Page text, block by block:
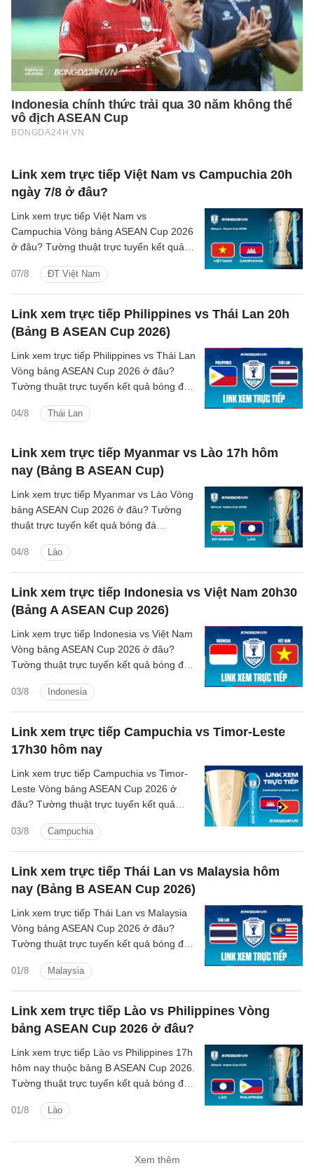
Link xem trực tiếp Việt Nam vs Campuchia 20h
ngày 7/8 ở đâu?
07/8 ĐT Việt Nam
Link xem trực tiếp Việt Nam vs
Campuchia Vòng bảng ASEAN Cup 2026
ở đâu? Tường thuật trực tuyến kết quả
kênh phát sóng nào?
Link xem trực tiếp Philippines vs Thái Lan 20h
(Bảng B ASEAN Cup 2026)
04/8 Thái Lan
Link xem trực tiếp Philippines vs Thái Lan
Vòng bảng ASEAN Cup 2026 ở đâu?
Tường thuật trực tuyến kết quả bóng đá
sóng nào?
Link xem trực tiếp Myanmar vs Lào 17h hôm
nay (Bảng B ASEAN Cup)
04/8 Lào
Link xem trực tiếp Myanmar vs Lào Vòng
bảng ASEAN Cup 2026 ở đâu? Tường
thuật trực tuyến kết quả bóng đá
nào?
Link xem trực tiếp Indonesia vs Việt Nam 20h30
(Bảng A ASEAN Cup 2026)
03/8 Indonesia
Link xem trực tiếp Indonesia vs Việt Nam
Vòng bảng ASEAN Cup 2026 ở đâu?
Tường thuật trực tuyến kết quả bóng đá
sóng nào?
Link xem trực tiếp Campuchia vs Timor-Leste
17h30 hôm nay
03/8 Campuchia
Link xem trực tiếp Campuchia vs Timor-
Leste Vòng bảng ASEAN Cup 2026 ở
đâu? Tường thuật trực tuyến kết quả
kênh phát sóng nào?
Link xem trực tiếp Thái Lan vs Malaysia hôm
nay (Bảng B ASEAN Cup 2026)
01/8 Malaysia
Link xem trực tiếp Thái Lan vs Malaysia
Vòng bảng ASEAN Cup 2026 ở đâu?
Tường thuật trực tuyến kết quả bóng đá
sóng nào?
Link xem trực tiếp Lào vs Philippines Vòng
bảng ASEAN Cup 2026 ở đâu?
01/8 Lào
Link xem trực tiếp Lào vs Philippines 17h
hôm nay thuộc bảng B ASEAN Cup 2026.
Tường thuật trực tuyến kết quả bóng đá
nào?
Xem thêm